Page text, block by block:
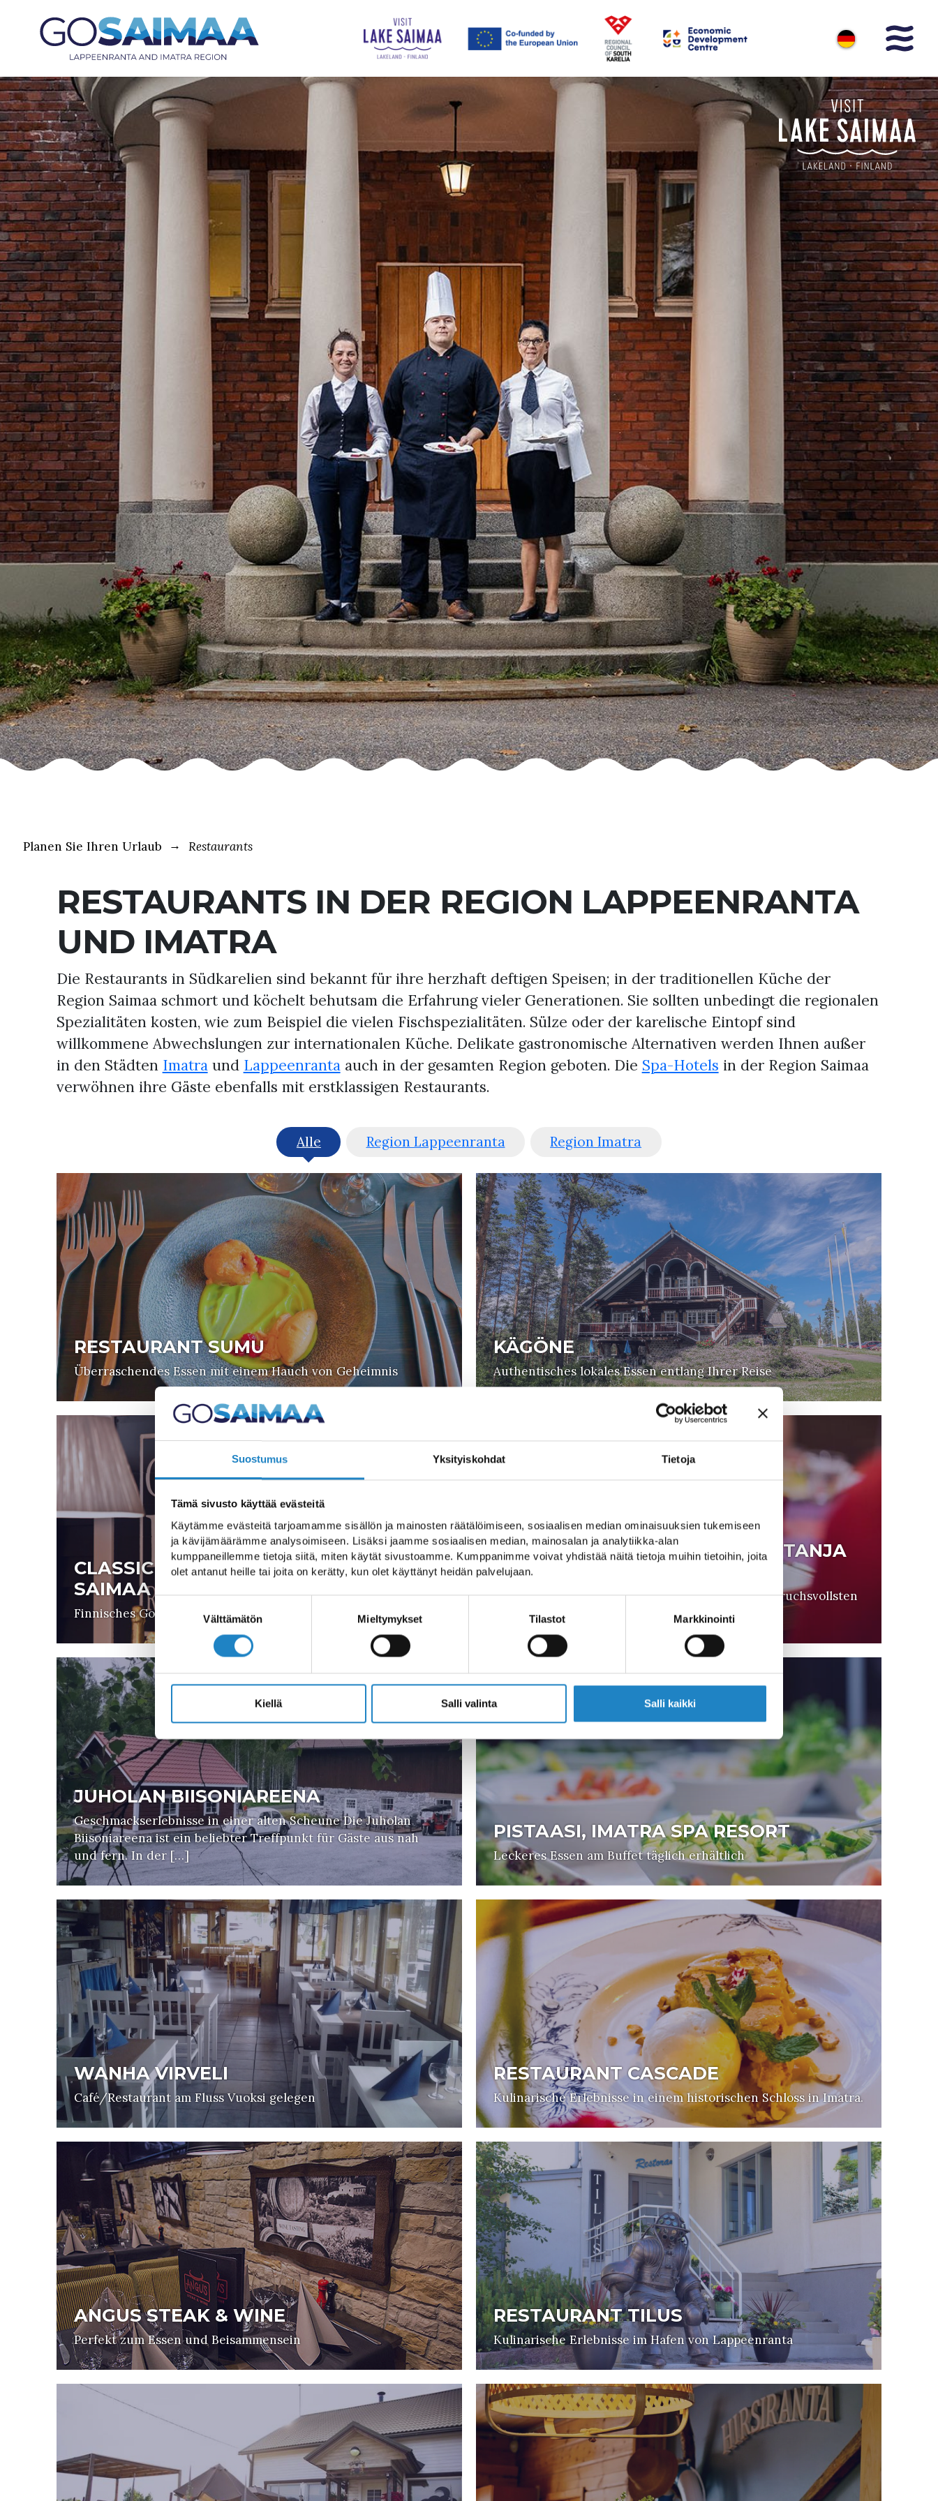
Suostumus Yksityiskohdat Tietoja
Tämä sivusto käyttää evästeitä
Käytämme evästeitä tarjoamamme sisällön ja mainosten räätälöimiseen, sosiaalisen median ominaisuuksien tukemiseen
ja kävijämäärämme analysoimiseen. Lisäksi jaamme sosiaalisen median, mainosalan ja analytiikka-alan
kumppaneillemme tietoja siitä, miten käytät sivustoamme. Kumppanimme voivat yhdistää näitä tietoja muihin tietoihin, joita
olet antanut heille tai joita on kerätty, kun olet käyttänyt heidän palvelujaan.
Suostumuksen
valinta
Välttämätön Mieltymykset Tilastot Markkinointi
Kiellä Salli valinta Salli kaikki
Planen Sie Ihren Urlaub Restaurants
RESTAURANTS IN DER REGION LAPPEENRANTA
UND IMATRA
Die Restaurants in Südkarelien sind bekannt für ihre herzhaft deftigen Speisen; in der traditionellen Küche der
Region Saimaa schmort und köchelt behutsam die Erfahrung vieler Generationen. Sie sollten unbedingt die regionalen
Spezialitäten kosten, wie zum Beispiel die vielen Fischspezialitäten. Sülze oder der karelische Eintopf sind
willkommene Abwechslungen zur internationalen Küche. Delikate gastronomische Alternativen werden Ihnen außer
in den Städten Imatraund Lappeenrantaauch in der gesamten Region geboten. Die Spa-Hotels in der Region Saimaa
verwöhnen ihre Gäste ebenfalls mit erstklassigen Restaurants.
Alle Region Lappeenranta Region Imatra
RESTAURANT SUMU
Überraschendes Essen mit einem Hauch von Geheimnis
KÄGÖNE
Authentisches lokales Essen entlang Ihrer Reise
CLASSIC PIZZA, HOLIDAY CLUB
SAIMAA
Finnisches Gourmet-Pizza-Restaurant
RESTAURANT À LA CARTE KASTANJA
(IMATRA SPA RESORT)
Erfüllt garantiert auch die Erwartungen der anspruchsvollsten
Gourmets
JUHOLAN BIISONIAREENA
Geschmackserlebnisse in einer alten Scheune Die Juholan
Biisoniareena ist ein beliebter Treffpunkt für Gäste aus nah
und fern. In der […]
PISTAASI, IMATRA SPA RESORT
Leckeres Essen am Buffet täglich erhältlich
WANHA VIRVELI
Café/Restaurant am Fluss Vuoksi gelegen
RESTAURANT CASCADE
Kulinarische Erlebnisse in einem historischen Schloss in Imatra.
ANGUS STEAK & WINE
Perfekt zum Essen und Beisammensein
RESTAURANT TILUS
Kulinarische Erlebnisse im Hafen von Lappeenranta